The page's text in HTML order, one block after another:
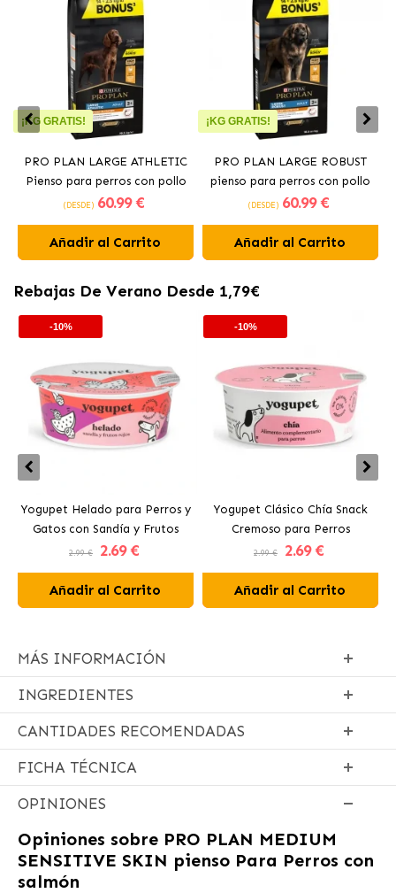
¡KG GRATIS!
PRO PLAN LARGE ATHLETIC
Pienso para perros con pollo
(DESDE) 60.99 €
Añadir al Carrito
¡KG GRATIS!
PRO PLAN LARGE ROBUST
pienso para perros con pollo
(DESDE) 60.99 €
Añadir al Carrito
Rebajas De Verano Desde 1,79€
-10%
Yogupet Helado para Perros y
Gatos con Sandía y Frutos
Rojos
2.99 € 2.69 €
Añadir al Carrito
-10%
Yogupet Clásico Chía Snack
Cremoso para Perros
2.99 € 2.69 €
Añadir al Carrito
MÁS INFORMACIÓN
INGREDIENTES
CANTIDADES RECOMENDADAS
FICHA TÉCNICA
OPINIONES
Opiniones sobre PRO PLAN MEDIUM
SENSITIVE SKIN pienso Para Perros con
salmón